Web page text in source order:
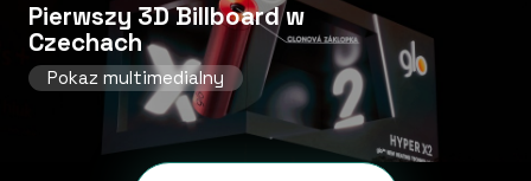
Pierwszy 3D Billboard w
Czechach
Pokaz multimedialny